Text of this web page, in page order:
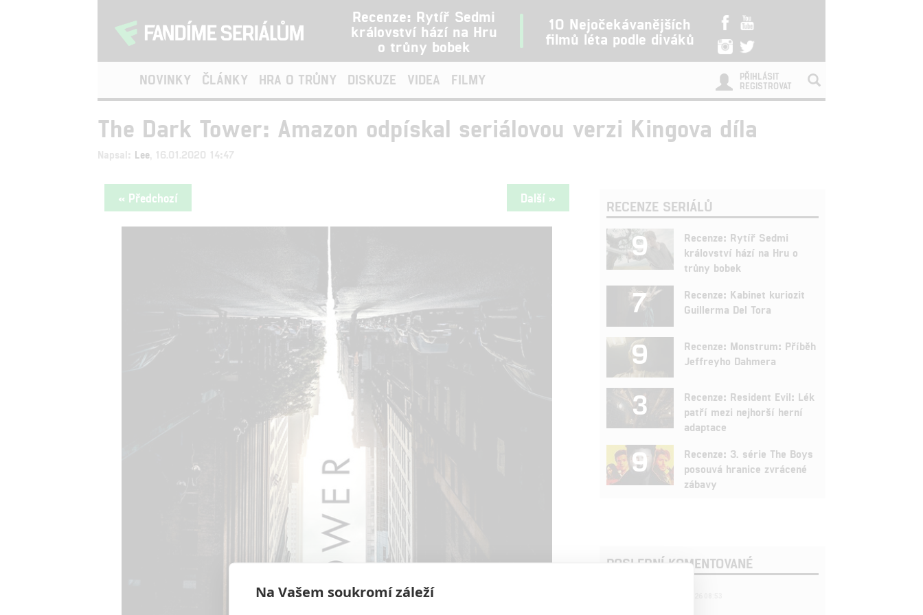
Recenze: Rytíř Sedmi
království hází na Hru
o trůny bobek
10 Nejočekávanějších
filmů léta podle diváků
NOVINKY ČLÁNKY HRA O TRŮNY DISKUZE VIDEA FILMY
PŘIHLÁSIT
REGISTROVAT
The Dark Tower: Amazon odpískal seriálovou verzi Kingova díla
Napsal: Lee , 16.01.2020 14:47
« Předchozí Další » RECENZE SERIÁLŮ
9
Recenze: Rytíř Sedmi
království hází na Hru o
trůny bobek
7
Recenze: Kabinet kuriozit
Guillerma Del Tora
9
Recenze: Monstrum: Příběh
Jeffreyho Dahmera
3
Recenze: Resident Evil: Lék
patří mezi nejhorší herní
adaptace
9
Recenze: 3. série The Boys
posouvá hranice zvrácené
zábavy
POSLEDNÍ KOMENTOVANÉ
Na Vašem soukromí záleží